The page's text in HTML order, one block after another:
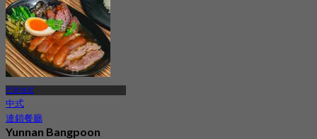
巴吞他尼
中式
連鎖餐廳
Yunnan Bangpoon